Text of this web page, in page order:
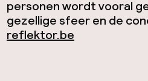
personen wordt vooral
gezellige sfeer en de
reflektor.be